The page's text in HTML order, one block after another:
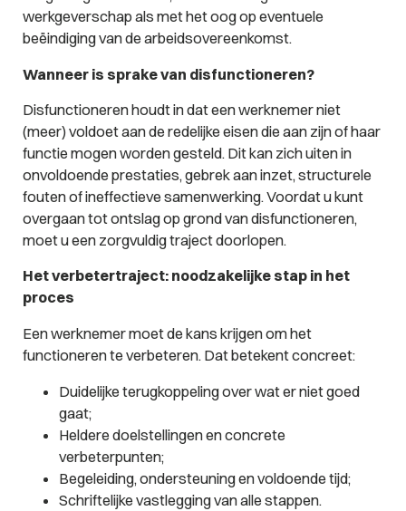
werkgeverschap als met het oog op eventuele
beëindiging van de arbeidsovereenkomst.
Wanneer is sprake van disfunctioneren?
Disfunctioneren houdt in dat een werknemer niet
(meer) voldoet aan de redelijke eisen die aan zijn of haar
functie mogen worden gesteld. Dit kan zich uiten in
onvoldoende prestaties, gebrek aan inzet, structurele
fouten of ineffectieve samenwerking. Voordat u kunt
overgaan tot ontslag op grond van disfunctioneren,
moet u een zorgvuldig traject doorlopen.
Het verbetertraject: noodzakelijke stap in het
proces
Een werknemer moet de kans krijgen om het
functioneren te verbeteren. Dat betekent concreet:
Duidelijke terugkoppeling over wat er niet goed
gaat;
Heldere doelstellingen en concrete
verbeterpunten;
Begeleiding, ondersteuning en voldoende tijd;
Schriftelijke vastlegging van alle stappen.